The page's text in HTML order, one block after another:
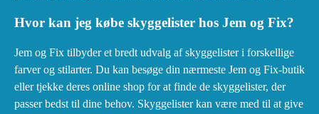
Hvor kan jeg købe skyggelister hos Jem og Fix?
Jem og Fix tilbyder et bredt udvalg af skyggelister i forskellige
farver og stilarter. Du kan besøge din nærmeste Jem og Fix-butik
eller tjekke deres online shop for at finde de skyggelister, der
passer bedst til dine behov. Skyggelister kan være med til at give